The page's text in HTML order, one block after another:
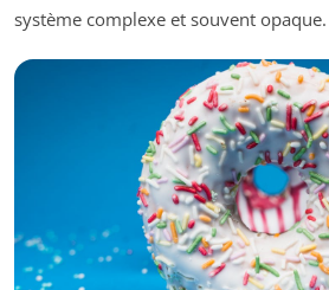
système complexe et souvent opaque.